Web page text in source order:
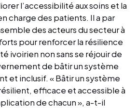
l’accessibilité aux soins et la
charge des patients. Il a par
des acteurs du secteur à
pour renforcer la résilience
ivoirien non sans se réjouir de
de bâtir un système
et inclusif. « Bâtir un système
efficace et accessible à
de chacun », a-t-il